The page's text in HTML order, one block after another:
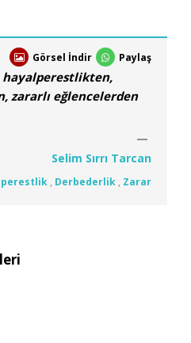
Görsel İndir Paylaş
hayalperestlikten,
zararlı eğlencelerden
Selim Sırrı Tarcan
, Derbederlik , Zarar